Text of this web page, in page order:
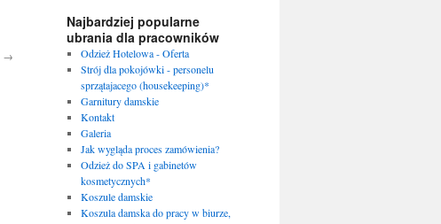
→
Najbardziej popularne
ubrania dla pracowników
Odzież Hotelowa - Oferta
Strój dla pokojówki - personelu
sprzątajacego (housekeeping)*
Garnitury damskie
Kontakt
Galeria
Jak wygląda proces zamówienia?
Odzież do SPA i gabinetów
kosmetycznych*
Koszule damskie
Koszula damska do pracy w biurze,